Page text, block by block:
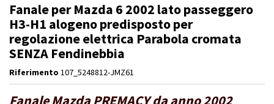
Fanale per Mazda 6 2002 lato passeggero
H3-H1 alogeno predisposto per
regolazione elettrica Parabola cromata
SENZA Fendinebbia
Riferimento 107_5248812-JMZ61